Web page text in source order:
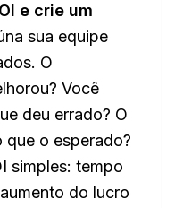
e crie um
sua equipe
O
Você
deu errado? O
o esperado?
simples: tempo
do lucro